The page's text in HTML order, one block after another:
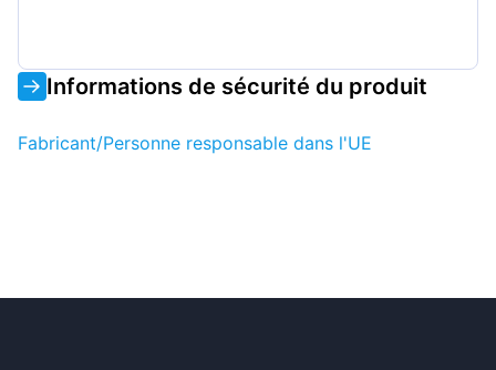
Informations de sécurité du produit
Fabricant/Personne responsable dans l'UE